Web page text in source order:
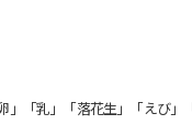
」「乳」「落花生」「えび」